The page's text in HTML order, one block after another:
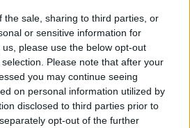
the sale, sharing to third parties, or
or sensitive information for
please use the below opt-out
Please note that after your
you may continue seeing
on personal information utilized by
disclosed to third parties prior to
opt-out of the further
a készülék TÜV Rheinland
5280 Hz-es PWM
valamint hardveres szintű AI
funkciókkal próbálja
használat terhelését.